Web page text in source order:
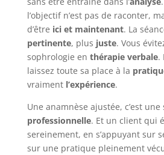
l’objectif n’est pas de raconter,
d’être ici et maintenant. La
pertinente, plus juste. Vous
sophrologie en thérapie verbale.
laissez toute sa place à la
vraiment l’expérience.
Une anamnèse ajustée, c’est
professionnelle. Et un client qui
sereinement, en s’appuyant sur
sur une pratique pleinement